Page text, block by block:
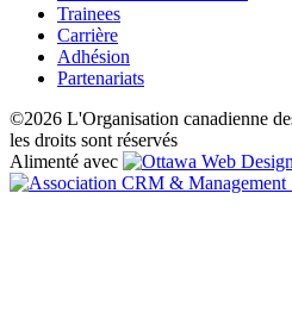
Trainees
Carrière
Adhésion
Partenariats
©2026 L'Organisation canadienne
les droits sont réservés
Alimenté avec